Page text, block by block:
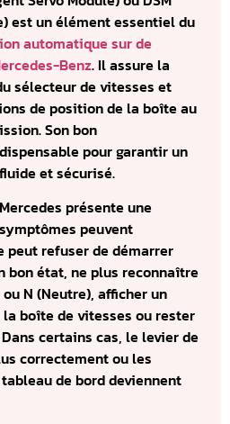
est un élément essentiel du
automatique sur de
Benz. Il assure la
sélecteur de vitesses et
de position de la boîte au
Son bon
pour garantir un
et sécurisé.
présente une
peuvent
peut refuser de démarrer
bon état, ne plus reconnaître
N (Neutre), afficher un
la boîte de vitesses ou rester
certains cas, le levier de
correctement ou les
de bord deviennent